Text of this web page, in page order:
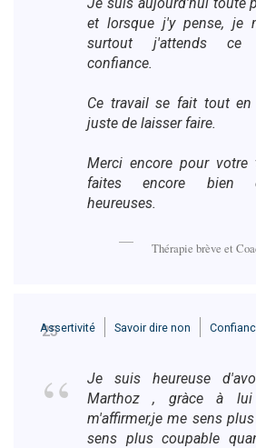
et lorsque j'y pense, je
surtout j'attends ce
confiance.
Ce travail se fait tout
juste de laisser faire.
Merci encore pour votre
faites encore bien
heureuses.
Thérapie brève et
25
Assertivité Savoir dire non
Je suis heureuse
Marthoz , gràce à
m'affirmer,je me sens
sens plus coupable